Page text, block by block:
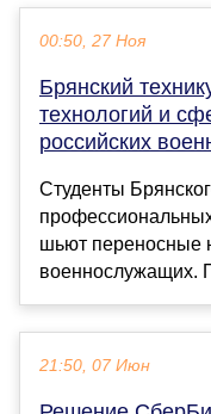
00:50, 27 Ноя
Брянский
технологий и
российских
Студенты
шьют переносные
военнослужащих.
21:50, 07 Июн